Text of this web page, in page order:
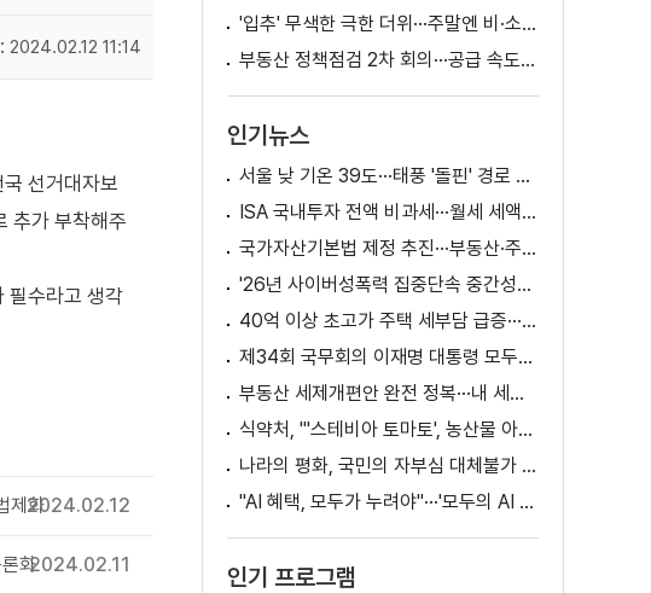
2024.02.12 11:14
선거대자보
추가 부착해주
필수라고 생각
제화2024.02.12
화2024.02.11
'입추' 무색한 극한 더위···주말엔 비·소나기
부동산 정책점검 2차 회의···공급 속도전 본격화하나
인기뉴스
서울 낮 기온 39도···태풍 '돌핀' 경로 변수
ISA 국내투자 전액 비과세···월세 세액공제 확대
국가자산기본법 제정 추진···부동산·주식 등 통합 관리
'26년 사이버성폭력 집중단속 중간성과 발표···향후 추진계획은?
40억 이상 초고가 주택 세부담 급증···실수요자 보호 강화
제34회 국무회의 이재명 대통령 모두발언
부동산 세제개편안 완전 정복···내 세금 어떻게 달라지나? [K-정책 사용법]
식약처, "'스테비아 토마토', 농산물 아닌 가공식품"
나라의 평화, 국민의 자부심 대체불가 대한민국 이재명 대통령 모두말씀
"AI 혜택, 모두가 누려야"···'모두의 AI 성장사다리' 출범
인기 프로그램